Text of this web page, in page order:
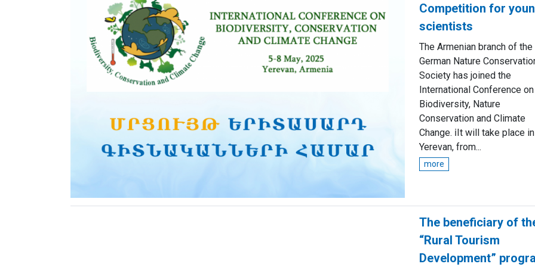
Competition for
scientists
The Armenian branch of the
German Nature
Society has joined the
International Conference on
Biodiversity, Nature
Conservation and Climate
Change. ℹIt will take place in
Yerevan, from...
more
The beneficiary of
“Rural Tourism
Development”